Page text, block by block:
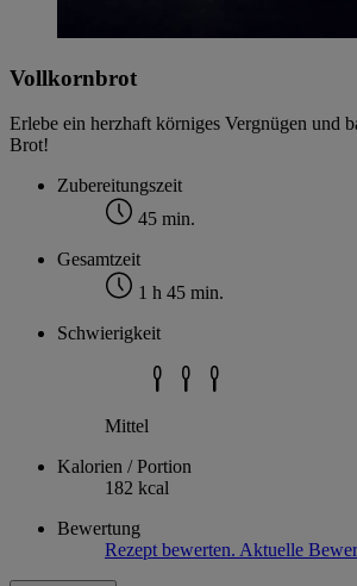
Vollkornbrot
Erlebe ein herzhaft körniges Vergnügen und
Brot!
Zubereitungszeit
45 min.
Gesamtzeit
1 h 45 min.
Schwierigkeit
Mittel
Kalorien / Portion
182 kcal
Bewertung
Rezept bewerten. Aktuelle